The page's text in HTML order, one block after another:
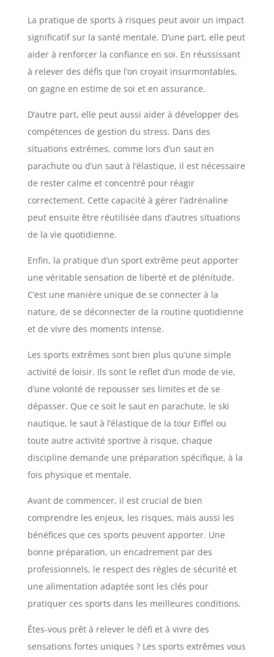
La pratique de sports à risques peut avoir un impact
significatif sur la santé mentale. D’une part, elle peut
aider à renforcer la confiance en soi. En réussissant
à relever des défis que l’on croyait insurmontables,
on gagne en estime de soi et en assurance.
D’autre part, elle peut aussi aider à développer des
compétences de gestion du stress. Dans des
situations extrêmes, comme lors d’un saut en
parachute ou d’un saut à l’élastique, il est nécessaire
de rester calme et concentré pour réagir
correctement. Cette capacité à gérer l’adrénaline
peut ensuite être réutilisée dans d’autres situations
de la vie quotidienne.
Enfin, la pratique d’un sport extrême peut apporter
une véritable sensation de liberté et de plénitude.
C’est une manière unique de se connecter à la
nature, de se déconnecter de la routine quotidienne
et de vivre des moments intense.
Les sports extrêmes sont bien plus qu’une simple
activité de loisir. Ils sont le reflet d’un mode de vie,
d’une volonté de repousser ses limites et de se
dépasser. Que ce soit le saut en parachute, le ski
nautique, le saut à l’élastique de la tour Eiffel ou
toute autre activité sportive à risque, chaque
discipline demande une préparation spécifique, à la
fois physique et mentale.
Avant de commencer, il est crucial de bien
comprendre les enjeux, les risques, mais aussi les
bénéfices que ces sports peuvent apporter. Une
bonne préparation, un encadrement par des
professionnels, le respect des règles de sécurité et
une alimentation adaptée sont les clés pour
pratiquer ces sports dans les meilleures conditions.
Êtes-vous prêt à relever le défi et à vivre des
sensations fortes uniques ? Les sports extrêmes vous